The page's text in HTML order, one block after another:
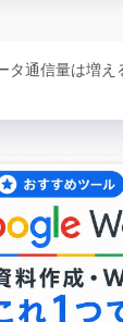
タ通信量は増え